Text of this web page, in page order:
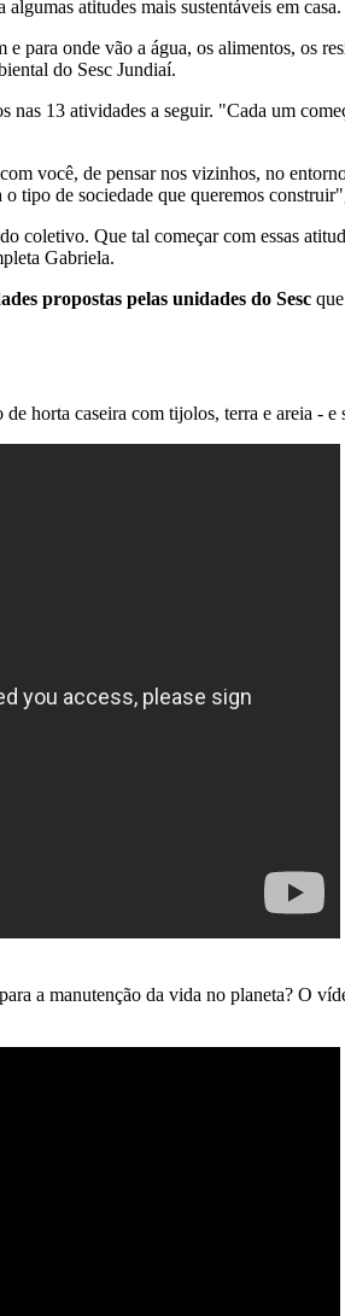
atitudes mais sustentáveis em
para onde vão a água, os alimentos, os
do Sesc Jundiaí.
13 atividades a seguir. "Cada um
você, de pensar nos vizinhos, no
tipo de sociedade que queremos
coletivo. Que tal começar com essas
Gabriela.
propostas pelas unidades do Sesc
horta caseira com tijolos, terra e areia -
a manutenção da vida no planeta? O